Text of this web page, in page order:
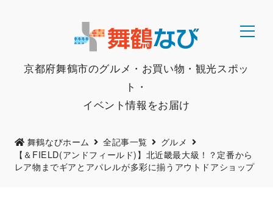
京都府舞鶴市のグルメ・お買い物・観光スポッ
ト・
イベント情報をお届け
舞鶴なびホーム 全記事一覧
グルメ
【＆FIELD(アンドフィールド)】北近畿最大級！？定番から
レア物までギアとアパレルが多彩に揃うアウトドアショップ